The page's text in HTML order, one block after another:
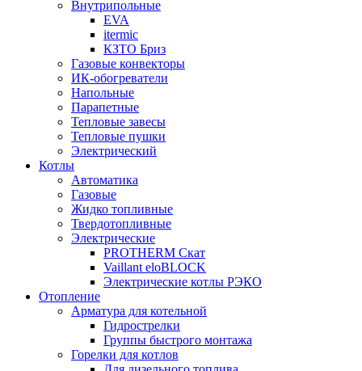
Внутрипольные
EVA
itermic
КЗТО Бриз
Газовые конвекторы
ИК-обогреватели
Напольные
Парапетные
Тепловые завесы
Тепловые пушки
Электрический
Котлы
Автоматика
Газовые
Жидко топливные
Твердотопливные
Электрические
PROTHERM Скат
Vaillant eloBLOCK
Электрические котлы РЭКО
Отопление
Арматура для котельной
Гидрострелки
Группы быстрого монтажа
Горелки для котлов